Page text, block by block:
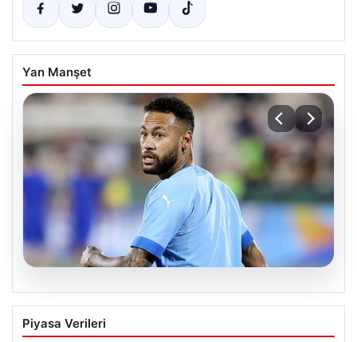
Yan Manşet
05.08.2026
Neymar’ın maç sonrası gerginlik
yaşadığı anlar!
Piyasa Verileri